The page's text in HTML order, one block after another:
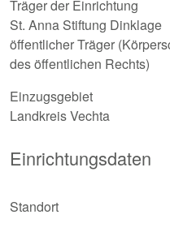
Träger der Einrichtung
St. Anna Stiftung Dinklage
öffentlicher Träger
des öffentlichen Rechts)
Einzugsgebiet
Landkreis Vechta
Einrichtungsdaten
Standort